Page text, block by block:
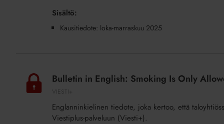
Sisältö:
Kausitiedote: loka-marraskuu 2025
English:
Smoking
Bulletin in English: Smoking Is Only
Englanninkielinen tiedote, joka kertoo, että
Viestiplus-palveluun (Viesti+).